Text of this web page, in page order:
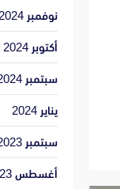
نوفمبر 2024
أكتوبر 2024
سبتمبر 2024
يناير 2024
سبتمبر 2023
أغسطس 2023